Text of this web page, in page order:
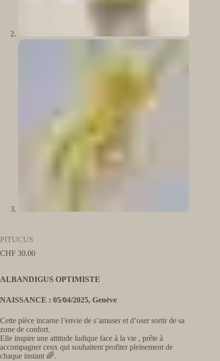
PITUCUS
CHF 30.00
ALBANDIGUS OPTIMISTE
NAISSANCE : 05/04/2025, Genève
Cette pièce incarne l’envie de s’amuser et d’oser sortir de sa
zone de confort.
Elle inspire une attitude ludique face à la vie , prête à
accompagner ceux qui souhaitent profiter pleinement de
chaque instant 🌈.